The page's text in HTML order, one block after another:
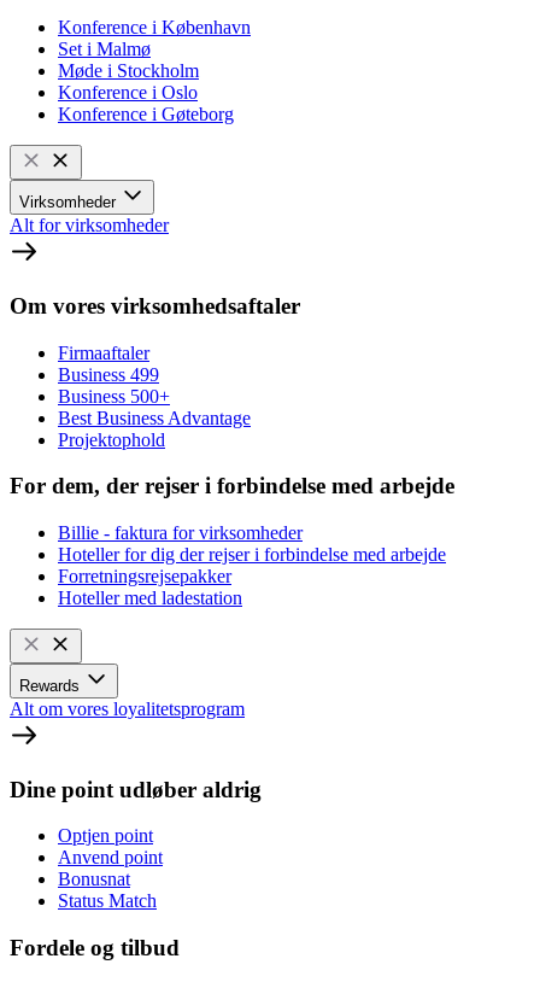
Konference i København
Set i Malmø
Møde i Stockholm
Konference i Oslo
Konference i Gøteborg
Virksomheder
Alt for virksomheder
Om vores virksomhedsaftaler
Firmaaftaler
Business 499
Business 500+
Best Business Advantage
Projektophold
For dem, der rejser i forbindelse med arbejde
Billie - faktura for virksomheder
Hoteller for dig der rejser i forbindelse med arbejde
Forretningsrejsepakker
Hoteller med ladestation
Rewards
Alt om vores loyalitetsprogram
Dine point udløber aldrig
Optjen point
Anvend point
Bonusnat
Status Match
Fordele og tilbud